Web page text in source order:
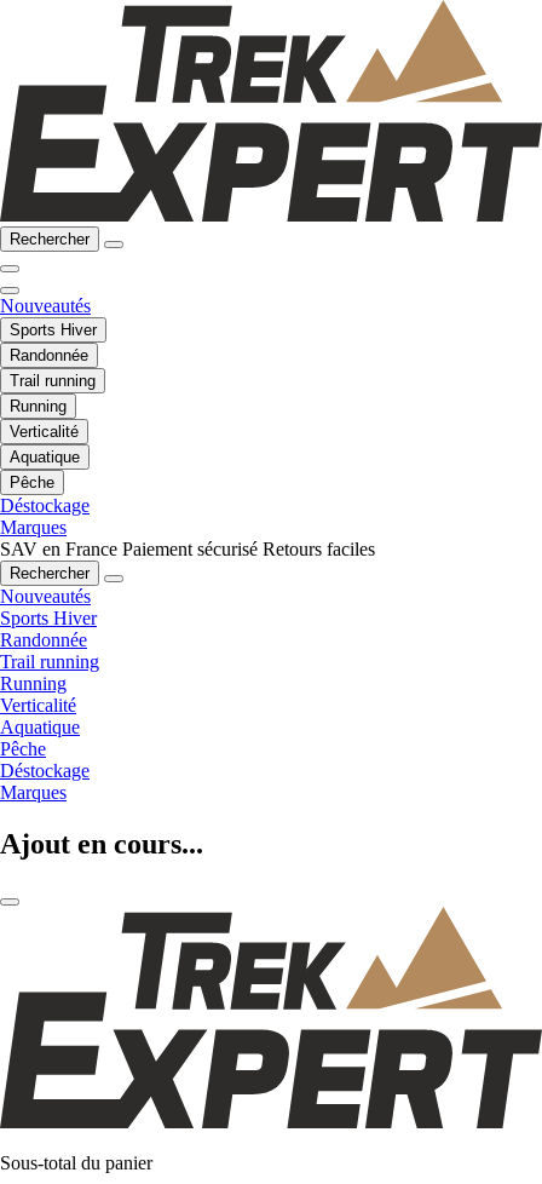
Rechercher
Nouveautés
Sports Hiver
Randonnée
Trail running
Running
Verticalité
Aquatique
Pêche
Déstockage
Marques
SAV en France Paiement sécurisé Retours faciles
Rechercher
Nouveautés
Sports Hiver
Randonnée
Trail running
Running
Verticalité
Aquatique
Pêche
Déstockage
Marques
Ajout en cours...
Sous-total du panier